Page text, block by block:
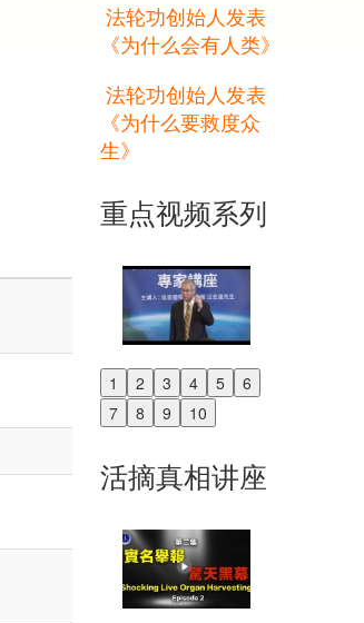
法轮功创始人发表
《为什么会有人类》
法轮功创始人发表
《为什么要救度众
生》
重点视频系列
1 2 3 4 5
6
7
8 9 10
Previous
Next
活摘真相讲座